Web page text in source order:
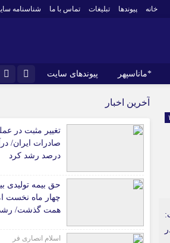
خانه پیوندها تبلیغات تماس با ما شناسنامه
*ماناسپهر پیوندهای سایت
سروش
ایتا
نام کاربری یا نشانی ایمیل
مرا به خاطر بسپار
باشگاه پرسپولیس
باشگاه استقلال
ورزشهای رزمی
ورزش زنان
سایر حوزه ها
آخرین اخبار
تغییر مثبت در
درصد رشد کرد
حق بیمه تولیدی
گذشته
اسلام انصاری فر